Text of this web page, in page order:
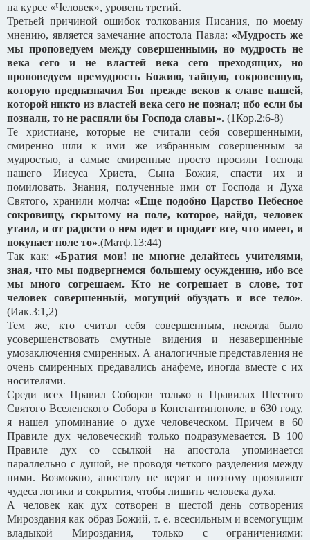
на курсе «Человек», уровень третий.
Третьей причиной ошибок толкования Писания, по моему
мнению, является замечание апостола Павла: «Мудрость же
мы проповедуем между совершенными, но мудрость не
века сего и не властей века сего преходящих, но
проповедуем премудрость Божию, тайную, сокровенную,
которую предназначил Бог прежде веков к славе нашей,
которой никто из властей века сего не познал; ибо если бы
познали, то не распяли бы Господа славы». (1Кор.2:6-8)
Те христиане, которые не считали себя совершенными,
смиренно шли к ими же избранным совершенным за
мудростью, а самые смиренные просто просили Господа
нашего Иисуса Христа, Сына Божия, спасти их и
помиловать. Знания, полученные ими от Господа и Духа
Святого, хранили молча: «Еще подобно Царство Небесное
сокровищу, скрытому на поле, которое, найдя, человек
утаил, и от радости о нем идет и продает все, что имеет, и
покупает поле то».(Матф.13:44)
Так как: «Братия мои! не многие делайтесь учителями,
зная, что мы подвергнемся большему осуждению, ибо все
мы много согрешаем. Кто не согрешает в слове, тот
человек совершенный, могущий обуздать и все тело».
(Иак.3:1,2)
Тем же, кто считал себя совершенным, некогда было
усовершенствовать смутные видения и незавершенные
умозаключения смиренных. А аналогичные представления не
очень смиренных предавались анафеме, иногда вместе с их
носителями.
Среди всех Правил Соборов только в Правилах Шестого
Святого Вселенского Собора в Константинополе, в 630 году,
я нашел упоминание о духе человеческом. Причем в 60
Правиле дух человеческий только подразумевается. В 100
Правиле дух со ссылкой на апостола упоминается
параллельно с душой, не проводя четкого разделения между
ними. Возможно, апостолу не верят и поэтому проявляют
чудеса логики и сокрытия, чтобы лишить человека духа.
А человек как дух сотворен в шестой день сотворения
Мироздания как образ Божий, т. е. всесильным и всемогущим
владыкой Мироздания, только с ограничениями: